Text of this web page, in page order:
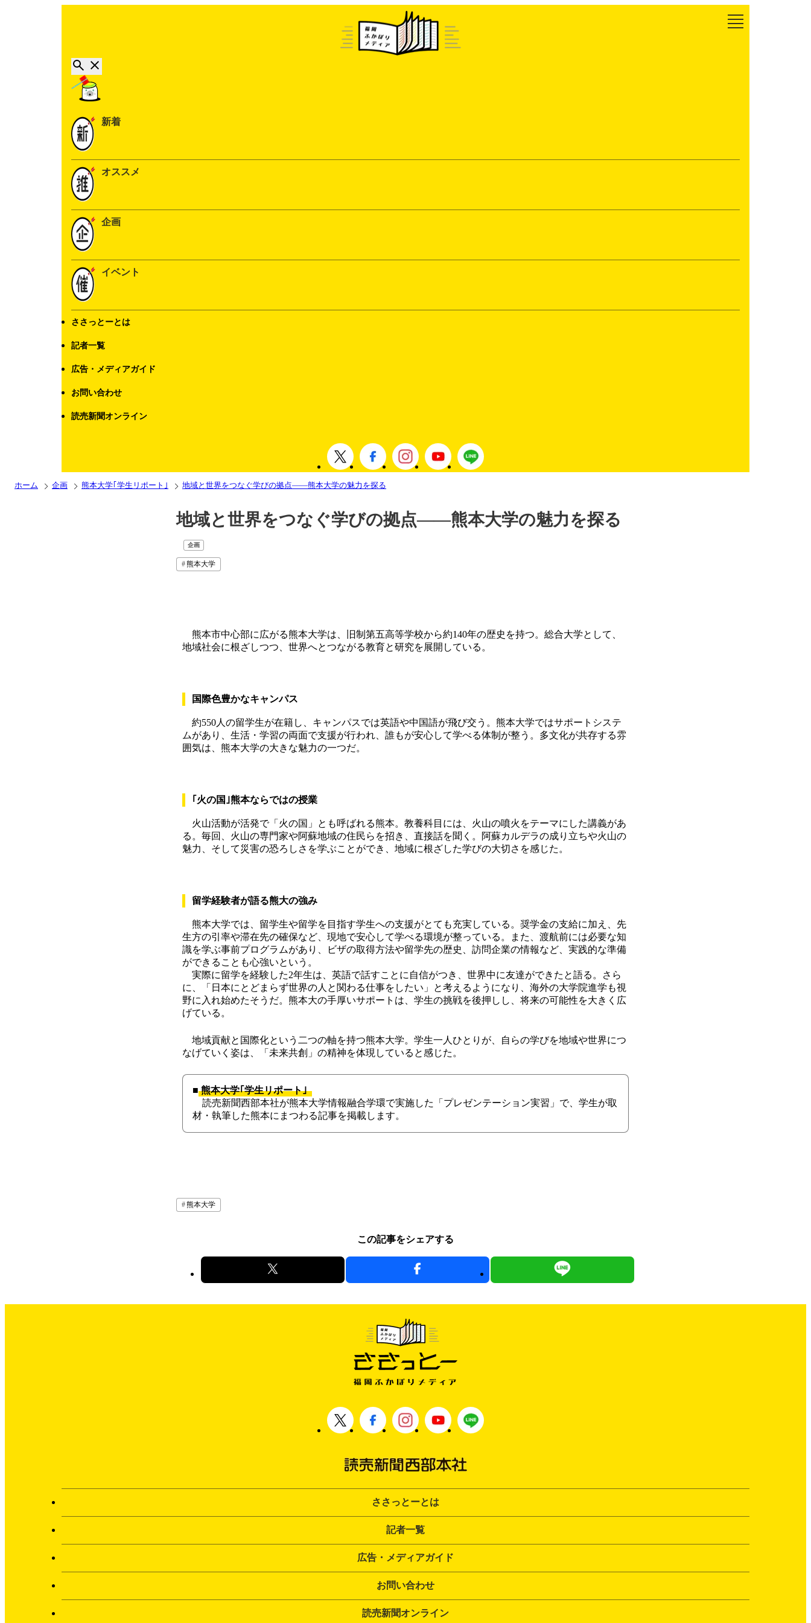
新着
オススメ
企画
イベント
ささっとーとは
記者一覧
広告・メディアガイド
お問い合わせ
読売新聞オンライン
ホーム 企画 熊本大学｢学生リポート｣ 地域と世界をつなぐ学びの拠点――熊本大学の魅力を探る
地域と世界をつなぐ学びの拠点――熊本大学の魅力を探る
企画
熊本大学
熊本市中心部に広がる熊本大学は、旧制第五高等学校から約140年の歴史を持つ。総合大学として、
地域社会に根ざしつつ、世界へとつながる教育と研究を展開している。
国際色豊かなキャンパス
約550人の留学生が在籍し、キャンパスでは英語や中国語が飛び交う。熊本大学ではサポートシステ
ムがあり、生活・学習の両面で支援が行われ、誰もが安心して学べる体制が整う。多文化が共存する雰
囲気は、熊本大学の大きな魅力の一つだ。
｢火の国｣熊本ならではの授業
火山活動が活発で「火の国」とも呼ばれる熊本。教養科目には、火山の噴火をテーマにした講義があ
る。毎回、火山の専門家や阿蘇地域の住民らを招き、直接話を聞く。阿蘇カルデラの成り立ちや火山の
魅力、そして災害の恐ろしさを学ぶことができ、地域に根ざした学びの大切さを感じた。
留学経験者が語る熊大の強み
熊本大学では、留学生や留学を目指す学生への支援がとても充実している。奨学金の支給に加え、先
生方の引率や滞在先の確保など、現地で安心して学べる環境が整っている。また、渡航前には必要な知
識を学ぶ事前プログラムがあり、ビザの取得方法や留学先の歴史、訪問企業の情報など、実践的な準備
ができることも心強いという。
実際に留学を経験した2年生は、英語で話すことに自信がつき、世界中に友達ができたと語る。さら
に、「日本にとどまらず世界の人と関わる仕事をしたい」と考えるようになり、海外の大学院進学も視
野に入れ始めたそうだ。熊本大の手厚いサポートは、学生の挑戦を後押しし、将来の可能性を大きく広
げている。
地域貢献と国際化という二つの軸を持つ熊本大学。学生一人ひとりが、自らの学びを地域や世界につ
なげていく姿は、「未来共創」の精神を体現していると感じた。
■熊本大学｢学生リポート｣
読売新聞西部本社が熊本大学情報融合学環で実施した「プレゼンテーション実習」で、学生が取
材・執筆した熊本にまつわる記事を掲載します。
熊本大学
この記事をシェアする
ささっとーとは
記者一覧
広告・メディアガイド
お問い合わせ
読売新聞オンライン